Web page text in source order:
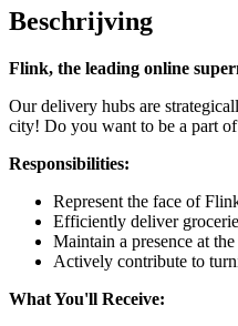
Beschrijving
Flink, the leading online
Our delivery hubs are
city! Do you want to be a part
Responsibilities:
Represent the face of
Efficiently deliver
Maintain a presence at
Actively contribute to
What You'll Receive: